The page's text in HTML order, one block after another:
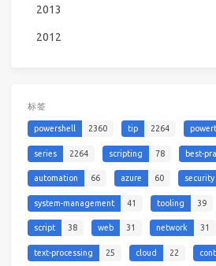
2013
2012
标签
powershell 2360 tip 2264
series 2264 scripting 78 best-
automation 66 azure 60 security
system-management 41 tooling 39
script 38 web 31 network 31
text-processing 25 cloud 22